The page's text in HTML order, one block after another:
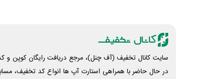
سایت کانال تخفیف (آف چنل)، مرجع دریافت رایگان کوپن و
در حال حاضر با همراهی استارت آپ ها انواع کد تخفیف،